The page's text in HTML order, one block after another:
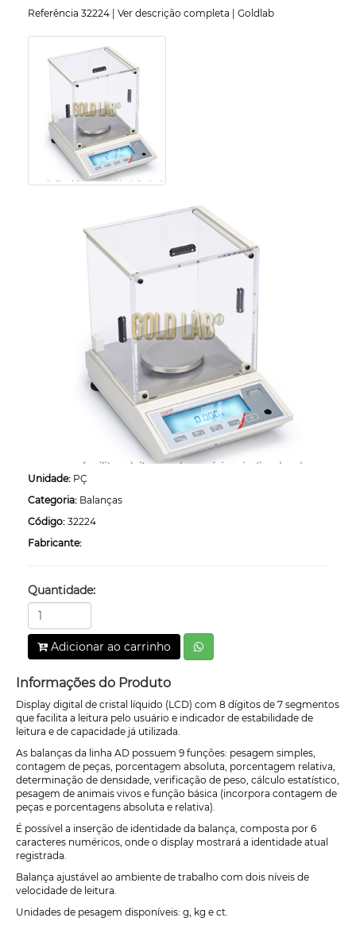
Referência 32224 | Ver descrição completa | Goldlab
Unidade: PÇ
Categoria: Balanças
Código: 32224
Fabricante:
Quantidade:
Adicionar ao carrinho
Informações do Produto
Display digital de cristal líquido (LCD) com 8 dígitos de 7 segmentos
que facilita a leitura pelo usuário e indicador de estabilidade de
leitura e de capacidade já utilizada.
As balanças da linha AD possuem 9 funções: pesagem simples,
contagem de peças, porcentagem absoluta, porcentagem relativa,
determinação de densidade, verificação de peso, cálculo estatístico,
pesagem de animais vivos e função básica (incorpora contagem de
peças e porcentagens absoluta e relativa).
É possível a inserção de identidade da balança, composta por 6
caracteres numéricos, onde o display mostrará a identidade atual
registrada.
Balança ajustável ao ambiente de trabalho com dois níveis de
velocidade de leitura.
Unidades de pesagem disponíveis: g, kg e ct.